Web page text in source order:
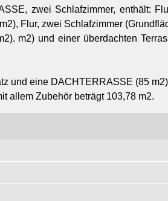
zwei Schlafzimmer, enthält:
Flur, zwei Schlafzimmer
m2) und einer überdachten
und eine DACHTERRASSE (85
allem Zubehör beträgt 103,78 m2.